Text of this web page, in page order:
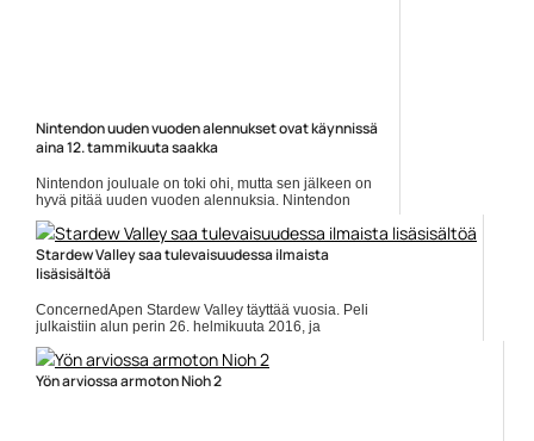
Nintendon uuden vuoden alennukset ovat käynnissä
aina 12. tammikuuta saakka
Nintendon jouluale on toki ohi, mutta sen jälkeen on
hyvä pitää uuden vuoden alennuksia. Nintendon
eShopissa onkin nyt roimia alennuksia kaikkiaan 2869
pelistä aina 12.... Lue koko artikkeli:
https://www.gamereactor.fi/uutiset/913393/Nintendon+uude...
Yleinen
Stardew Valley saa tulevaisuudessa ilmaista
lisäsisältöä
ConcernedApen Stardew Valley täyttää vuosia. Peli
julkaistiin alun perin 26. helmikuuta 2016, ja
Gamereactorin arvion pääsee lukemaan täällä.
Tulossa on päivitys 1.5,... ]]> Lue koko artikkeli:
https://www.gamereactor.fi/uutiset/729563/Stardew+Va...
Yön arviossa armoton Nioh 2